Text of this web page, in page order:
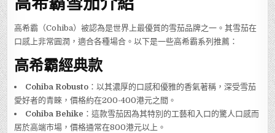
高希霸（Cohiba）被認為是世界上最優質的雪茄品牌之一。其雪茄在
口感上非常圓潤，適合各種場合。以下是一些高希霸系列推薦：
高希霸經典款
Cohiba Robusto ：以其濃厚的口感和優雅的香氣著稱，深受雪茄
愛好者的青睞，價格約在200-400港元之間。
Cohiba Behike ：這款雪茄因為其特別的工藝和入口的驚人口感而
居於高端市場，價格通常在800港元以上。